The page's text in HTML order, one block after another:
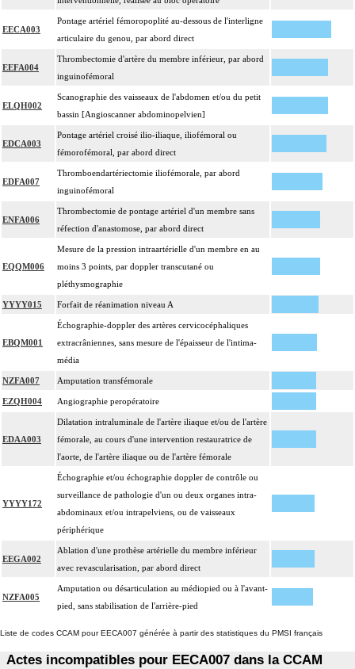
EECA003
Pontage artériel fémoropoplité au-dessous de l'interligne
articulaire du genou, par abord direct
EEFA004
Thrombectomie d'artère du membre inférieur, par abord
inguinofémoral
ELQH002
Scanographie des vaisseaux de l'abdomen et/ou du petit
bassin [Angioscanner abdominopelvien]
EDCA003
Pontage artériel croisé ilio-iliaque, iliofémoral ou
fémorofémoral, par abord direct
EDFA007
Thromboendartériectomie iliofémorale, par abord
inguinofémoral
ENFA006
Thrombectomie de pontage artériel d'un membre sans
réfection d'anastomose, par abord direct
EQQM006
Mesure de la pression intraartérielle d'un membre en au
moins 3 points, par doppler transcutané ou
pléthysmographie
YYYY015 Forfait de réanimation niveau A
EBQM001
Échographie-doppler des artères cervicocéphaliques
extracrâniennes, sans mesure de l'épaisseur de l'intima-
média
NZFA007 Amputation transfémorale
EZQH004 Angiographie peropératoire
EDAA003
Dilatation intraluminale de l'artère iliaque et/ou de l'artère
fémorale, au cours d'une intervention restauratrice de
l'aorte, de l'artère iliaque ou de l'artère fémorale
YYYY172
Échographie et/ou échographie doppler de contrôle ou
surveillance de pathologie d'un ou deux organes intra-
abdominaux et/ou intrapelviens, ou de vaisseaux
périphérique
EEGA002
Ablation d'une prothèse artérielle du membre inférieur
avec revascularisation, par abord direct
NZFA005
Amputation ou désarticulation au médiopied ou à l'avant-
pied, sans stabilisation de l'arrière-pied
Liste de codes CCAM pour EECA007 générée à partir des statistiques du PMSI français
Actes incompatibles pour EECA007 dans la CCAM